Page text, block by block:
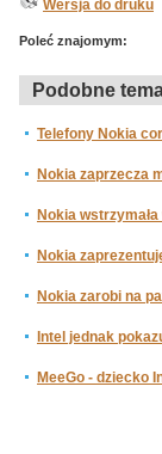
Wersja do druku
Poleć znajomym:
Podobne
Telefony Nokia
Nokia zaprzecza
Nokia
Nokia
Nokia zarobi na
Intel jednak
MeeGo - dziecko